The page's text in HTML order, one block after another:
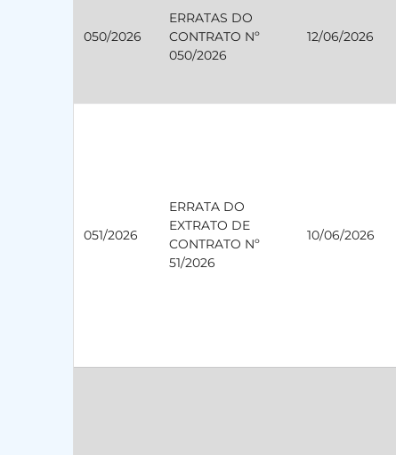
050/2026
ERRATAS DO
CONTRATO Nº
050/2026
12/06/2026
051/2026
ERRATA DO
EXTRATO DE
CONTRATO Nº
51/2026
10/06/2026